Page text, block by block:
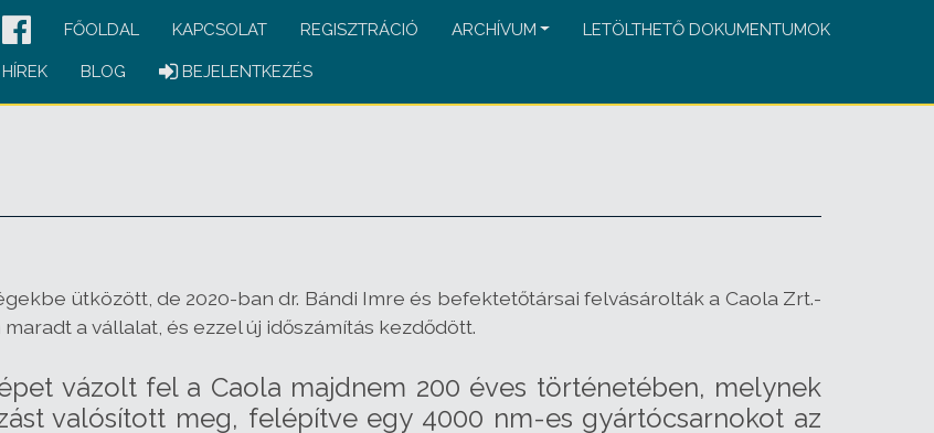
FŐOLDAL KAPCSOLAT REGISZTRÁCIÓ ARCHÍVUM LETÖLTHETŐ DOKUMENTUMOK
HÍREK BLOG BEJELENTKEZÉS
ütközött, de 2020-ban dr. Bándi Imre és befektetőtársai felvásárolták a Caola Zrt.-
a vállalat, és ezzel új időszámítás kezdődött.
vázolt fel a Caola majdnem 200 éves történetében, melynek
valósított meg, felépítve egy 4000 nm-es gyártócsarnokot az